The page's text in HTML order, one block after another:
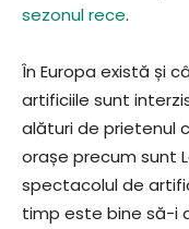
sezonul rece.
În Europa există și
artificiile sunt
alături de prietenul
orașe precum sunt
spectacolul de
timp este bine să-i